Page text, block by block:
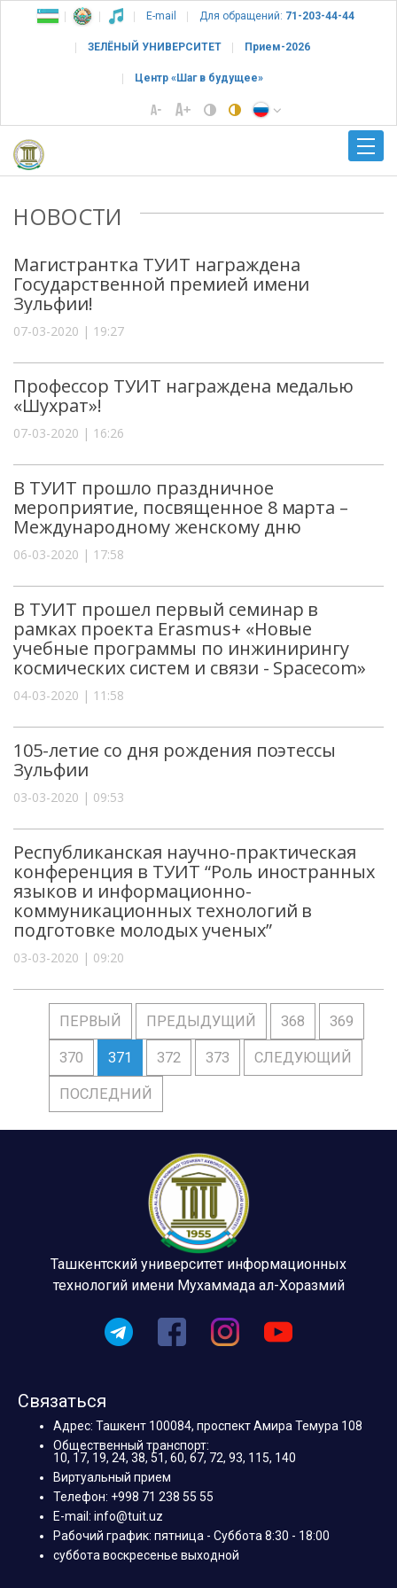
E-mail Для обращений: 71-203-44-44
ЗЕЛЁНЫЙ УНИВЕРСИТЕТ Прием-2026
Центр «Шаг в будущее»
НОВОСТИ
Магистрантка ТУИТ награждена
Государственной премией имени
Зульфии!
07-03-2020 | 19:27
Профессор ТУИТ награждена медалью
«Шухрат»!
07-03-2020 | 16:26
В ТУИТ прошло праздничное
мероприятие, посвященное 8 марта –
Международному женскому дню
06-03-2020 | 17:58
В ТУИТ прошел первый семинар в
рамках проекта Erasmus+ «Новые
учебные программы по инжинирингу
космических систем и связи - Spacecom»
04-03-2020 | 11:58
105-летие со дня рождения поэтессы
Зульфии
03-03-2020 | 09:53
Республиканская научно-практическая
конференция в ТУИТ “Роль иностранных
языков и информационно-
коммуникационных технологий в
подготовке молодых ученых”
03-03-2020 | 09:20
ПЕРВЫЙ ПРЕДЫДУЩИЙ 368 369
370 371 372 373 СЛЕДУЮЩИЙ
ПОСЛЕДНИЙ
Ташкентский университет информационных
технологий имени Мухаммада ал-Хоразмий
Связаться
Адрес: Ташкент 100084, проспект Амира Темура 108
Общественный транспорт:
10, 17, 19, 24, 38, 51, 60, 67, 72, 93, 115, 140
Виртуальный прием
Телефон: +998 71 238 55 55
E-mail: info@tuit.uz
Рабочий график: пятница - Суббота 8:30 - 18:00
суббота воскресенье выходной